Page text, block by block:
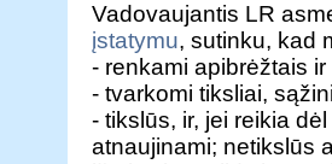
Vadovaujantis LR
įstatymu, sutinku, kad
- renkami apibrėžtais
- tvarkomi tiksliai,
- tikslūs, ir, jei reikia
atnaujinami; netikslūs